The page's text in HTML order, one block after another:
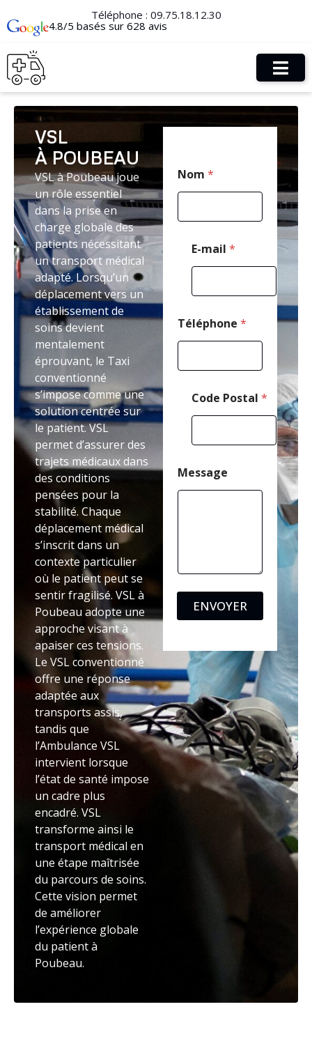
Téléphone : 09.75.18.12.30
4.8/5 basés sur 628 avis
VSL
À POUBEAU
VSL à Poubeau joue
un rôle essentiel
dans la prise en
charge globale des
patients nécessitant
un transport médical
adapté. Lorsqu’un
déplacement vers un
établissement de
soins devient
mentalement
éprouvant, le Taxi
conventionné
s’impose comme une
solution centrée sur
le patient. VSL
permet d’assurer des
trajets médicaux dans
des conditions
pensées pour la
stabilité. Chaque
déplacement médical
s’inscrit dans un
contexte particulier
où le patient peut se
sentir fragilisé. VSL à
Poubeau adopte une
approche visant à
apaiser ces tensions.
Le VSL conventionné
offre une réponse
adaptée aux
transports assis,
tandis que
l’Ambulance VSL
intervient lorsque
l’état de santé impose
un cadre plus
encadré. VSL
transforme ainsi le
transport médical en
une étape maîtrisée
du parcours de soins.
Cette vision permet
de améliorer
l’expérience globale
du patient à
Poubeau.
Nom *
E-mail *
Téléphone *
E
m
a
i
l
P
a
l
P
a
l
Code Postal *
Message
ENVOYER